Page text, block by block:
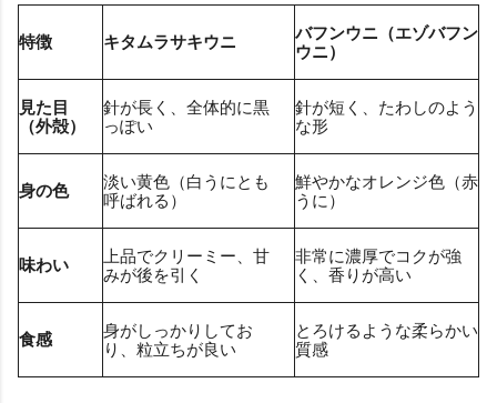
特徴 キタムラサキウニ
バフンウニ（エゾバフン
ウニ）
見た目
（外殻）
針が長く、全体的に黒
っぽい
針が短く、たわしのよう
な形
身の色
淡い黄色（白うにとも
呼ばれる）
鮮やかなオレンジ色（赤
うに）
味わい
上品でクリーミー、甘
みが後を引く
非常に濃厚でコクが強
く、香りが高い
食感
身がしっかりしてお
り、粒立ちが良い
とろけるような柔らかい
質感